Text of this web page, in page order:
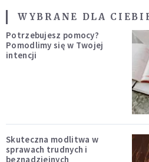
WYBRANE DLA
Potrzebujesz pomocy?
Pomodlimy się w Twojej
intencji
Skuteczna modlitwa w
sprawach trudnych i
beznadziejnych